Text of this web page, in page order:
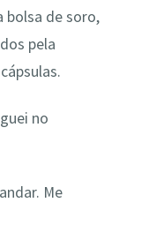
bolsa de soro,
pela
no
Me